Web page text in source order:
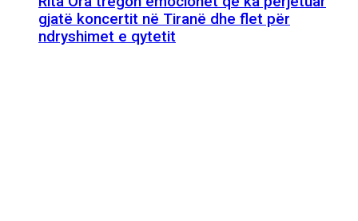
gjatë koncertit në Tiranë dhe flet për
ndryshimet e qytetit